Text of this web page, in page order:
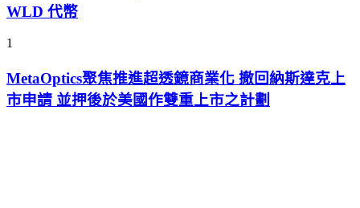
WLD 代幣
1
MetaOptics聚焦推進超透鏡商業化 撤回納斯達克上
市申請 並押後於美國作雙重上市之計劃